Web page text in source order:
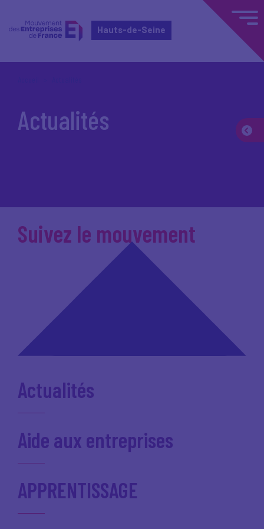
Hauts-de-Seine
Actualités
Suivez le mouvement
Actualités
Aide aux entreprises
APPRENTISSAGE